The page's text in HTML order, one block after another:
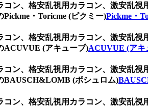
ン、格安乱視用カラコン、激安乱視
・Toricme (ピクミー)Pickme・
ン、格安乱視用カラコン、激安乱視
ACUVUE (アキューブ)ACUVUE (アキ
ン、格安乱視用カラコン、激安乱視
BAUSCH&LOMB (ボシュロム)
ン、格安乱視用カラコン、激安乱視